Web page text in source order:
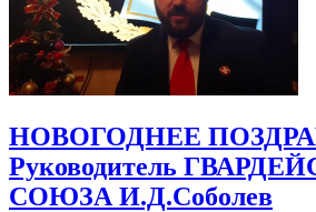
НОВОГОДНЕЕ
Руководитель
СОЮЗА И.Д.Соболев